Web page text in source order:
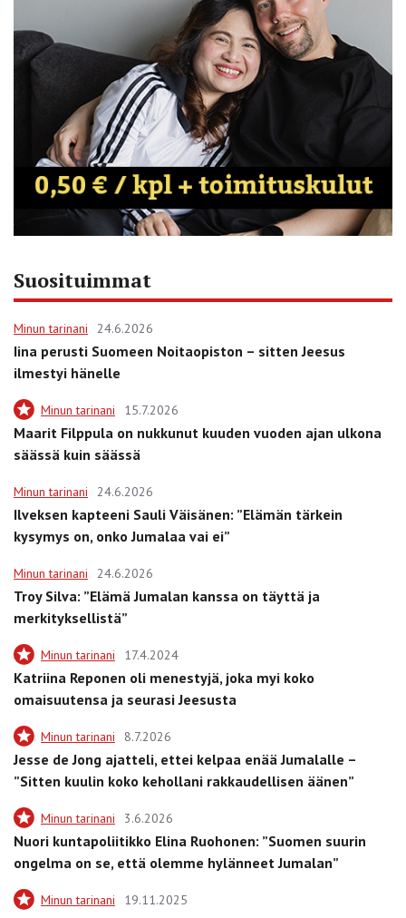
Suosituimmat
Minun tarinani 24.6.2026
Iina perusti Suomeen Noitaopiston – sitten Jeesus
ilmestyi hänelle
Minun tarinani 15.7.2026
Maarit Filppula on nukkunut kuuden vuoden ajan ulkona
säässä kuin säässä
Minun tarinani 24.6.2026
Ilveksen kapteeni Sauli Väisänen: ”Elämän tärkein
kysymys on, onko Jumalaa vai ei”
Minun tarinani 24.6.2026
Troy Silva: ”Elämä Jumalan kanssa on täyttä ja
merkityksellistä”
Minun tarinani 17.4.2024
Katriina Reponen oli menestyjä, joka myi koko
omaisuutensa ja seurasi Jeesusta
Minun tarinani 8.7.2026
Jesse de Jong ajatteli, ettei kelpaa enää Jumalalle –
”Sitten kuulin koko kehollani rakkaudellisen äänen”
Minun tarinani 3.6.2026
Nuori kuntapoliitikko Elina Ruohonen: ”Suomen suurin
ongelma on se, että olemme hylänneet Jumalan”
Minun tarinani 19.11.2025